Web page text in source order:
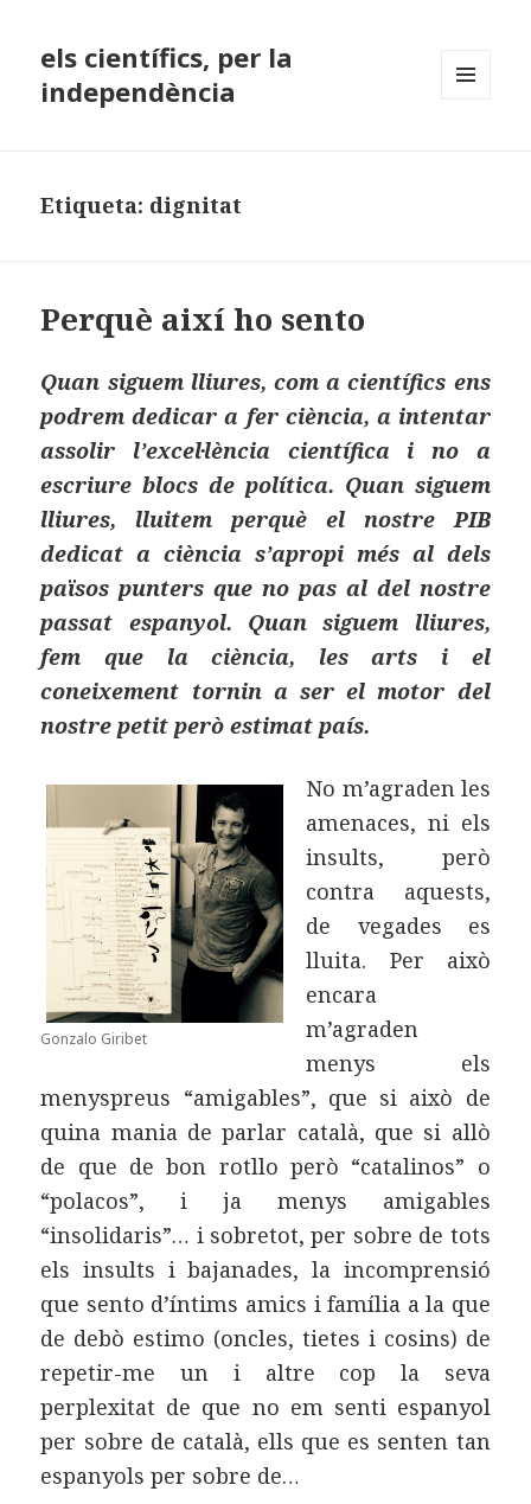
els científics, per la
independència
Etiqueta: dignitat
Perquè així ho sento
Quan siguem lliures, com a científics ens
podrem dedicar a fer ciència, a intentar
assolir l’excel·lència científica i no a
escriure blocs de política. Quan siguem
lliures, lluitem perquè el nostre PIB
dedicat a ciència s’apropi més al dels
països punters que no pas al del nostre
passat espanyol. Quan siguem lliures,
fem que la ciència, les arts i el
coneixement tornin a ser el motor del
nostre petit però estimat país.
Gonzalo Giribet
No m’agraden les
amenaces, ni els
insults, però
contra aquests,
de vegades es
lluita. Per això
encara
m’agraden
menys els
menyspreus “amigables”, que si això de
quina mania de parlar català, que si allò
de que de bon rotllo però “catalinos” o
“polacos”, i ja menys amigables
“insolidaris”… i sobretot, per sobre de tots
els insults i bajanades, la incomprensió
que sento d’íntims amics i família a la que
de debò estimo (oncles, tietes i cosins) de
repetir-me un i altre cop la seva
perplexitat de que no em senti espanyol
per sobre de català, ells que es senten tan
espanyols per sobre de…